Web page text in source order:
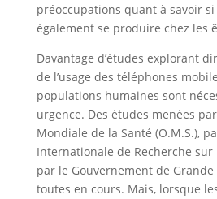
préoccupations quant à savoir
également se produire chez les
Davantage d’études explorant
de l’usage des téléphones
populations humaines sont
urgence. Des études menées
Mondiale de la Santé (O.M.S.),
Internationale de Recherche sur
par le Gouvernement de
toutes en cours. Mais, lorsque